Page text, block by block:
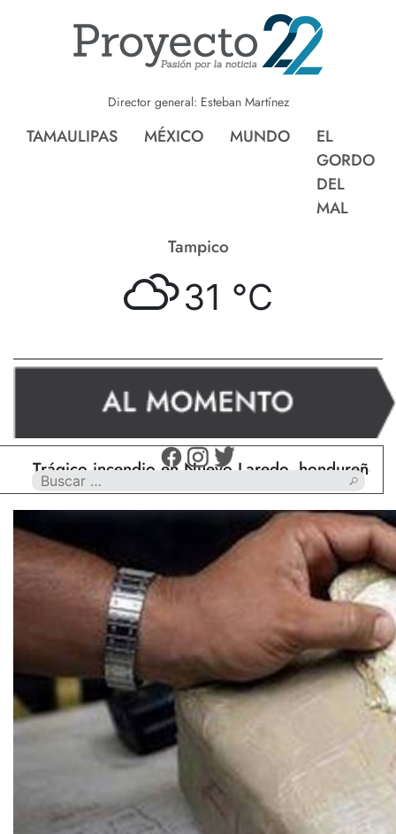
Director general: Esteban Martínez
TAMAULIPAS MÉXICO MUNDO
EL
GORDO
DEL
MAL
Tampico
31 °C
incendio en Nuevo Laredo, hondureño muere